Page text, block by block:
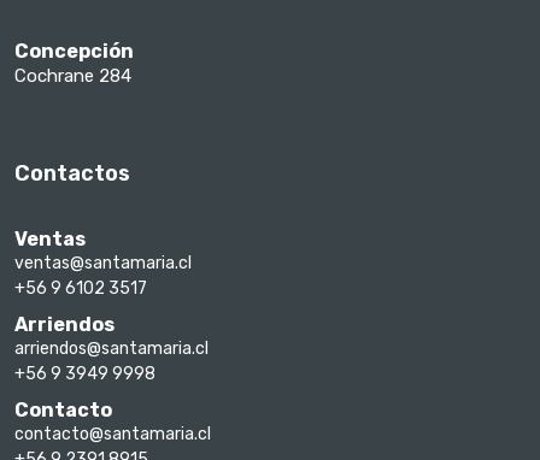
Concepción
Cochrane 284
Contactos
Ventas
ventas@santamaria.cl
+56 9 6102 3517
Arriendos
arriendos@santamaria.cl
+56 9 3949 9998
Contacto
contacto@santamaria.cl